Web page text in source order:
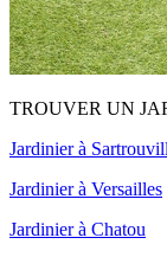
TROUVER UN
Jardinier à
Jardinier à Versailles
Jardinier à Chatou